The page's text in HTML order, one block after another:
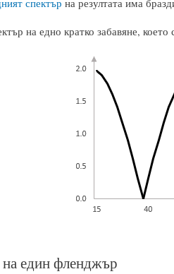
на едно кратко забавяне,
един фленджър